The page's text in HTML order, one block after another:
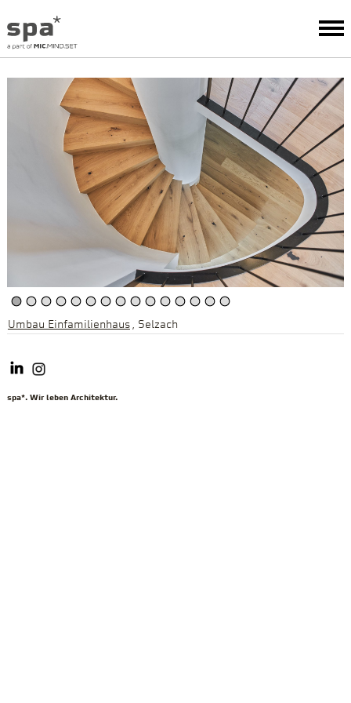
Umbau Einfamilienhaus Selzach
spa*. Wir leben Architektur.